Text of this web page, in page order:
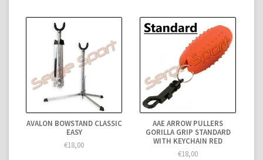
AVALON BOWSTAND CLASSIC
EASY
€18,00
AAE ARROW PULLERS
GORILLA GRIP STANDARD
WITH KEYCHAIN RED
€18,00